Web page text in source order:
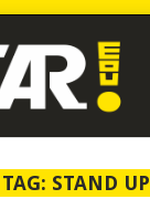
TAG: STAND UP